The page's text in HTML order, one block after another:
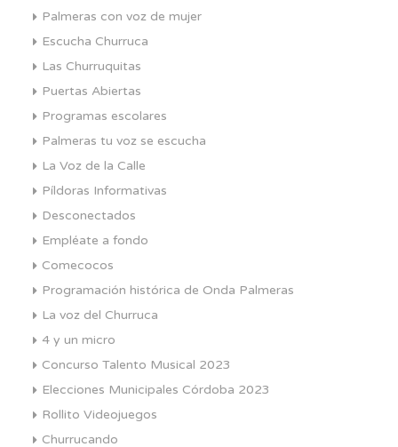
Palmeras con voz de mujer
Escucha Churruca
Las Churruquitas
Puertas Abiertas
Programas escolares
Palmeras tu voz se escucha
La Voz de la Calle
Píldoras Informativas
Desconectados
Empléate a fondo
Comecocos
Programación histórica de Onda Palmeras
La voz del Churruca
4 y un micro
Concurso Talento Musical 2023
Elecciones Municipales Córdoba 2023
Rollito Videojuegos
Churrucando